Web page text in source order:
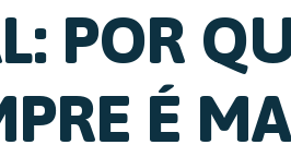
POR
É